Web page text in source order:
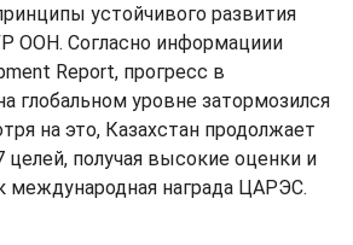
устойчивого развития
ООН. Согласно информациии
Report, прогресс в
глобальном уровне затормозился
на это, Казахстан продолжает
целей, получая высокие оценки и
международная награда ЦАРЭС.